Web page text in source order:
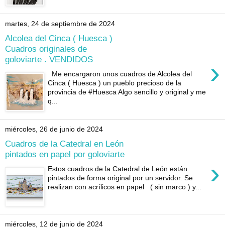
martes, 24 de septiembre de 2024
Alcolea del Cinca ( Huesca )
Cuadros originales de
goloviarte . VENDIDOS
›
Me encargaron unos cuadros de Alcolea del
Cinca ( Huesca ) un pueblo precioso de la
provincia de #Huesca Algo sencillo y original y me
q...
miércoles, 26 de junio de 2024
Cuadros de la Catedral en León
pintados en papel por goloviarte
›
Estos cuadros de la Catedral de León están
pintados de forma original por un servidor. Se
realizan con acrílicos en papel ( sin marco ) y...
miércoles, 12 de junio de 2024